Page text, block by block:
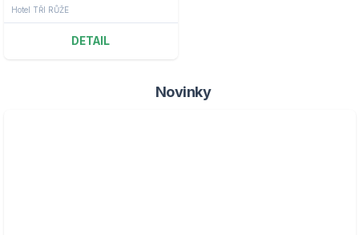
Špindlerův Mlýn
Hotel TŘI RŮŽE
DETAIL
Novinky